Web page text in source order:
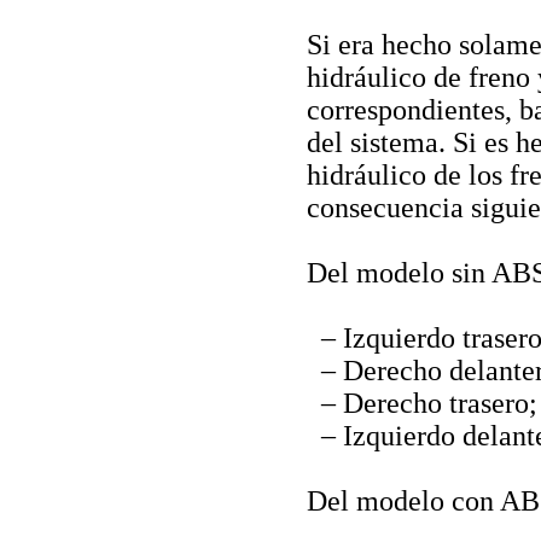
Si era hecho
hidráulico de freno
correspondientes,
del sistema. Si es
hidráulico de los
consecuencia
Del modelo sin
– Izquierdo
– Derecho
– Derecho trasero;
– Izquierdo
Del modelo con